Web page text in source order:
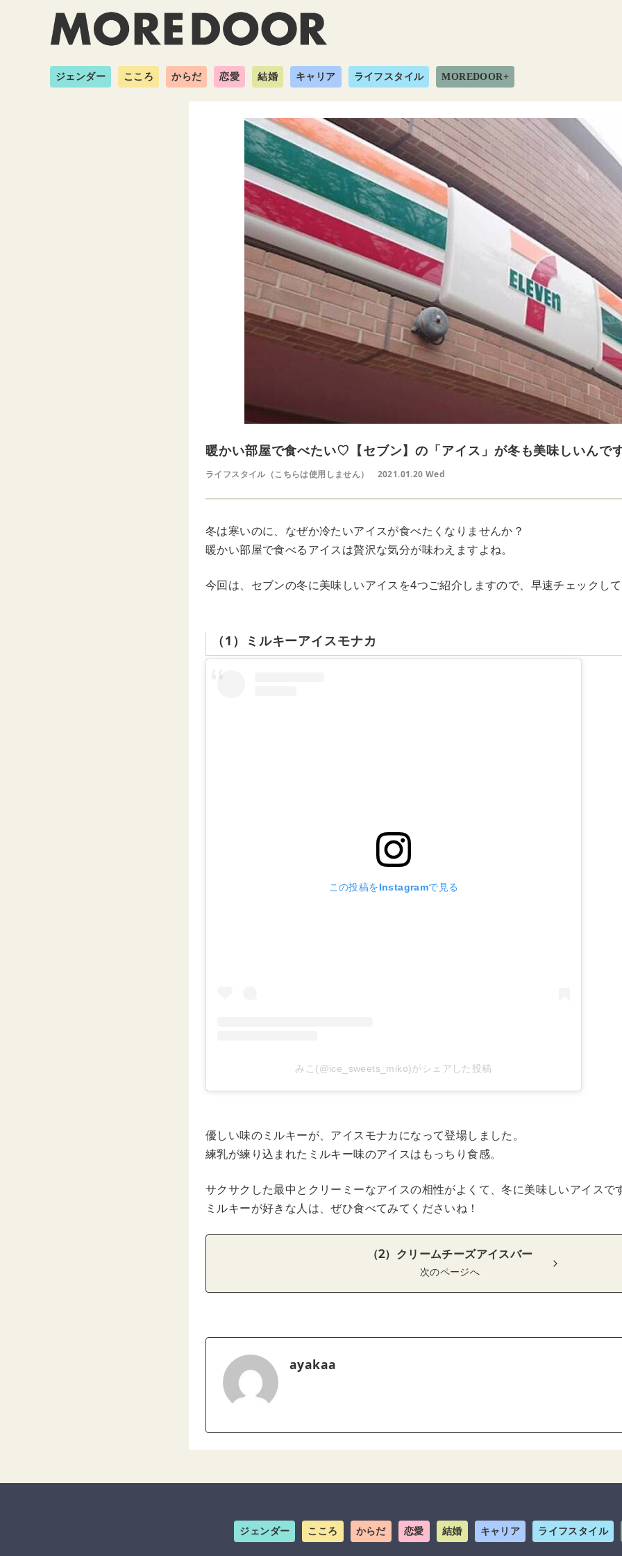
ジェンダー こころ からだ 恋愛 結婚 キャリア ライフスタイル MOREDOOR+
暖かい部屋で食べたい♡【セブン】の「アイス」が冬も美味しいんで
ライフスタイル（こちらは使用しません） 2021.01.20 Wed
冬は寒いのに、なぜか冷たいアイスが食べたくなりませんか？
暖かい部屋で食べるアイスは贅沢な気分が味わえますよね。
今回は、セブンの冬に美味しいアイスを4つご紹介しますので、早速チェックし
（1）ミルキーアイスモナカ
この投稿をInstagramで見る
みこ(@ice_sweets_miko)がシェアした投稿
優しい味のミルキーが、アイスモナカになって登場しました。
練乳が練り込まれたミルキー味のアイスはもっちり食感。
サクサクした最中とクリーミーなアイスの相性がよくて、冬に美味しいアイスで
ミルキーが好きな人は、ぜひ食べてみてくださいね！
（2）クリームチーズアイスバー
次のページへ
ayakaa
ジェンダー こころ からだ 恋愛 結婚 キャリア ライフスタイル